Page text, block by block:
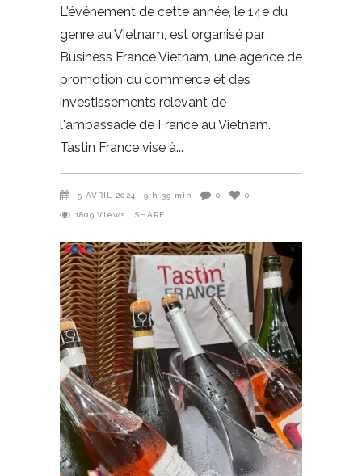
L'événement de cette année, le 14e du
genre au Vietnam, est organisé par
Business France Vietnam, une agence de
promotion du commerce et des
investissements relevant de
l'ambassade de France au Vietnam.
Tastin France vise à
5 AVRIL 2024 9 h 39 min 0 0
1809 Views SHARE